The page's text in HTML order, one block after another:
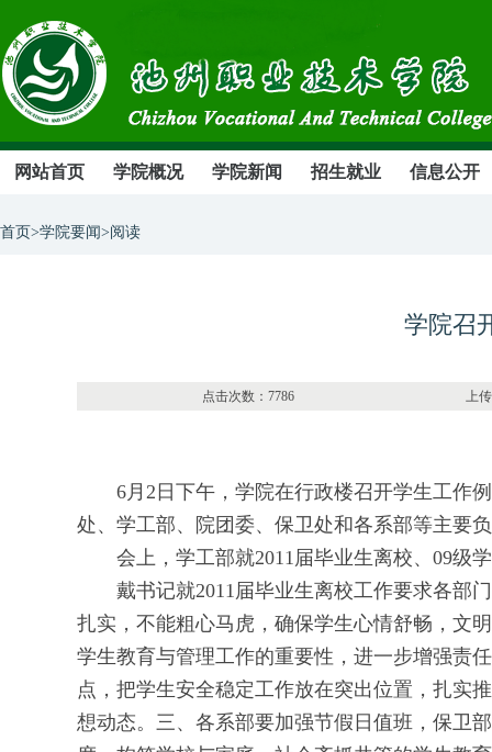
网站首页 学院概况 学院新闻 招生就业 信息公开
首页>学院要闻>阅读
学院召
点击次数：7786 上传部
6月2日下午，学院在行政楼召开学生工作例
处、学工部、院团委、保卫处和各系部等主要
会上，学工部就2011届毕业生离校、09级
戴书记就2011届毕业生离校工作要求各部门
扎实，不能粗心马虎，确保学生心情舒畅，文
学生教育与管理工作的重要性，进一步增强责
点，把学生安全稳定工作放在突出位置，扎实
想动态。三、各系部要加强节假日值班，保卫